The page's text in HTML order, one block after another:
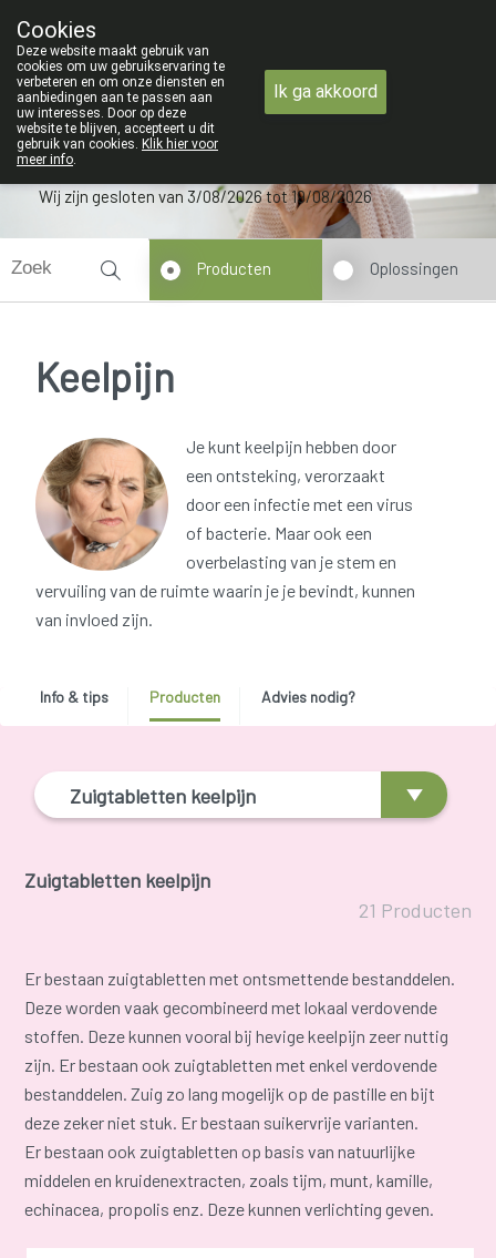
maandag 3 AUGUSTUS tot en met woensdag 19 AUGUSTUS
09 228 32 36
Wij zijn gesloten van 3/08/2026 tot 19/08/2026
Producten Oplossingen
Keelpijn
Je kunt keelpijn hebben door
een ontsteking, verorzaakt
door een infectie met een virus
of bacterie. Maar ook een
overbelasting van je stem en
vervuiling van de ruimte waarin je je bevindt, kunnen
van invloed zijn.
Info & tips Producten Advies nodig?
Zuigtabletten keelpijn
Zuigtabletten keelpijn
21 Producten
Er bestaan zuigtabletten met ontsmettende bestanddelen.
Deze worden vaak gecombineerd met lokaal verdovende
stoffen. Deze kunnen vooral bij hevige keelpijn zeer nuttig
zijn. Er bestaan ook zuigtabletten met enkel verdovende
bestanddelen. Zuig zo lang mogelijk op de pastille en bijt
deze zeker niet stuk. Er bestaan suikervrije varianten.
Er bestaan ook zuigtabletten op basis van natuurlijke
middelen en kruidenextracten, zoals tijm, munt, kamille,
echinacea, propolis enz. Deze kunnen verlichting geven.
Cookies
Deze website maakt gebruik van
cookies om uw gebruikservaring te
verbeteren en om onze diensten en
aanbiedingen aan te passen aan
uw interesses. Door op deze
website te blijven, accepteert u dit
gebruik van cookies. Klik hier voor
meer info.
Ik ga akkoord